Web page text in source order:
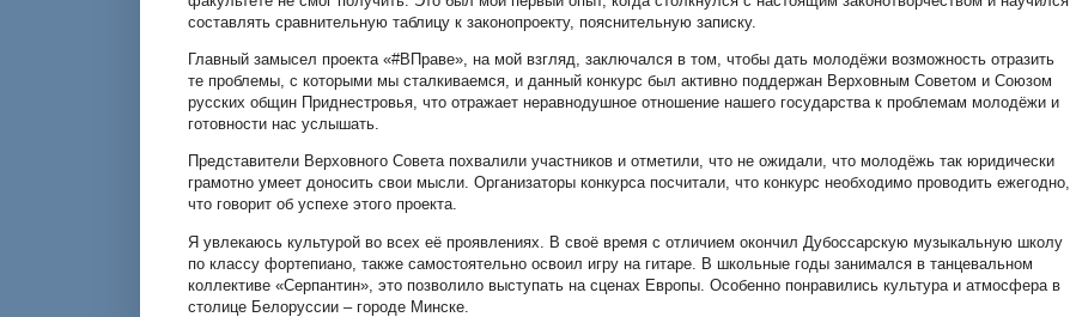
составлять сравнительную таблицу к законопроекту, пояснительную записку.
Главный замысел проекта «#ВПраве», на мой взгляд, заключался в том, чтобы дать молодёжи возможность отразить
те проблемы, с которыми мы сталкиваемся, и данный конкурс был активно поддержан Верховным Советом и Союзом
русских общин Приднестровья, что отражает неравнодушное отношение нашего государства к проблемам молодёжи и
готовности нас услышать.
Представители Верховного Совета похвалили участников и отметили, что не ожидали, что молодёжь так юридически
грамотно умеет доносить свои мысли. Организаторы конкурса посчитали, что конкурс необходимо проводить ежегодно,
что говорит об успехе этого проекта.
Я увлекаюсь культурой во всех её проявлениях. В своё время с отличием окончил Дубоссарскую музыкальную школу
по классу фортепиано, также самостоятельно освоил игру на гитаре. В школьные годы занимался в танцевальном
коллективе «Серпантин», это позволило выступать на сценах Европы. Особенно понравились культура и атмосфера в
столице Белоруссии – городе Минске.